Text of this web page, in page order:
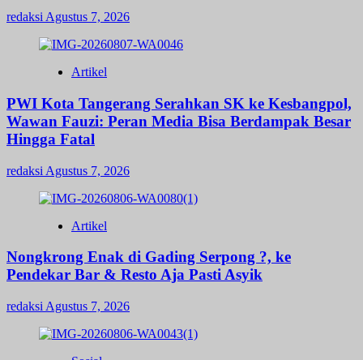
redaksi Agustus 7, 2026
Artikel
PWI Kota Tangerang Serahkan SK ke Kesbangpol,
Wawan Fauzi: Peran Media Bisa Berdampak Besar
Hingga Fatal
redaksi Agustus 7, 2026
Artikel
Nongkrong Enak di Gading Serpong ?, ke
Pendekar Bar & Resto Aja Pasti Asyik
redaksi Agustus 7, 2026